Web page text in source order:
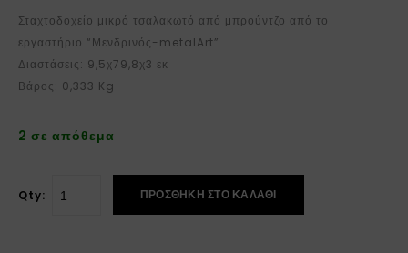
Σταχτοδοχείο μικρό τσαλακωτό από μπρούντζο από το
εργαστήριο “Μενδρινός-metalArt”.
Διαστάσεις: 9,5χ79,8χ3 εκ
Βάρος: 0,333 Kg
2 σε απόθεμα
Qty: ΠΡΟΣΘΉΚΗ ΣΤΟ ΚΑΛΆΘΙ